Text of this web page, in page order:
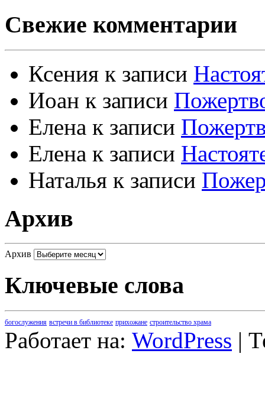
Свежие комментарии
Ксения к записи
Иоан к записи
Елена к записи
Елена к записи
Наталья к записи
Архив
Архив
Ключевые слова
богослужения встречи в библиотеке прихожане строительство храма
Работает на: WordPress |